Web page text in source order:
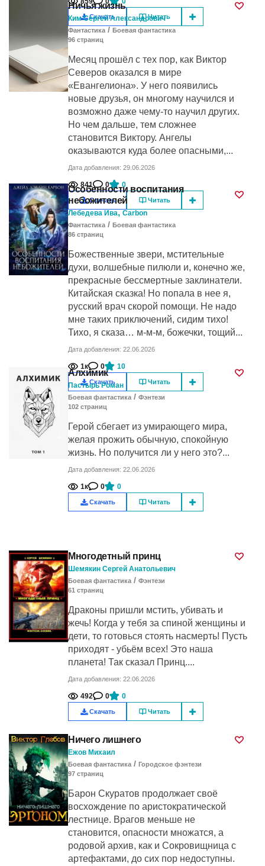
Скачать Читать
Ничья жизнь
Ким Сергей Александрович
Фантастика / Боевая фантастика
96 cтраниц
Месяц прошёл с тех пор, как Виктор
Северов оказался в мире
«Евангелиона». У него появились
новые друзья, он многому научился и
возможно даже чему-то научил других.
Но чем дальше, тем сложнее
становится Виктору. Ангелы
оказываются куда более опасными,...
Дата добавления: 29.06.2026
841 0 0
Скачать Читать
Особенности воспитания
небожителей
Лебедева Ива,Carbon
Фантастика / Боевая фантастика
86 cтраниц
Божественные звери, мстительные
духи, волшебные пилюли и, конечно же,
прекрасные бессмертные заклинатели.
Китайская сказка! Но попала в нее я,
русский врач скорой помощи. Не надо
мне таких приключений, сидим тихо!
Тихо, я сказа… м-м-м, божечки, тощий...
Дата добавления: 22.06.2026
1к 0 10
Скачать Читать
Алхимик
Пастырь Роман
Боевая фантастика / Фэнтези
102 cтраниц
Герой сбегает из умирающего мира,
желая прожить обычную, спокойную
жизнь. Но получится ли у него это?...
Дата добавления: 22.06.2026
1к 0 0
Скачать Читать
Многодетный принц
Шемякин Сергей Анатольевич
Боевая фантастика / Фэнтези
61 cтраниц
Драконы пришли мстить, убивать и
жечь! Когда у тебя за спиной женщины и
дети, то готовься стоять насмерть! Пусть
приходят - убьём всех! Это наша
планета! Так сказал Принц....
Дата добавления: 22.06.2026
492 0 0
Скачать Читать
Ничего лишнего
Ежов Михаил
Боевая фантастика / Городское фэнтези
97 cтраниц
Барон Скуратов продолжает своё
восхождение по аристократической
лестнице. Врагов меньше не
становится, опасности множатся, а
родовой архив, как и Сокровищница с
артефактами, до сих пор недоступны.